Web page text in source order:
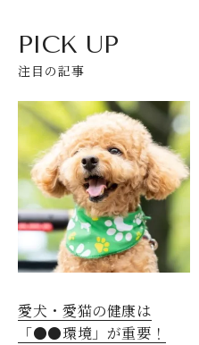
PICK UP
注目の記事
愛犬・愛猫の健康は
「●●環境」が重要！